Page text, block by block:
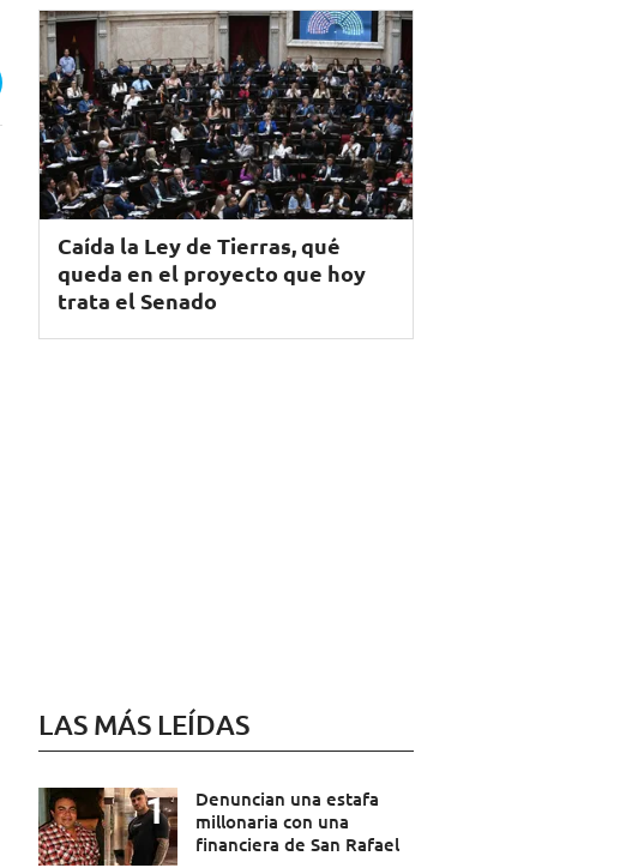
Caída la Ley de Tierras, qué
queda en el proyecto que hoy
trata el Senado
LAS MÁS LEÍDAS
Denuncian una estafa
millonaria con una
financiera de San Rafael